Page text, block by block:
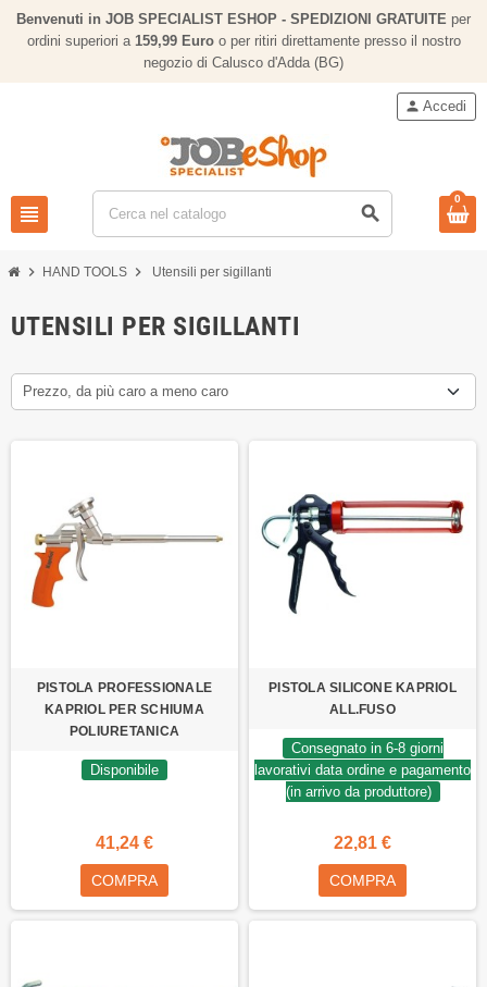
Benvenuti in JOB SPECIALIST ESHOP - SPEDIZIONI GRATUITE per
ordini superiori a 159,99 Euro o per ritiri direttamente presso il nostro
negozio di Calusco d'Adda (BG)
view_headline search
person Accedi
0
chevron_right HAND TOOLS chevron_right Utensili per sigillanti
UTENSILI PER SIGILLANTI
Prezzo, da più caro a meno caro
PISTOLA PROFESSIONALE
KAPRIOL PER SCHIUMA
POLIURETANICA
Disponibile
41,24 €
COMPRA
PISTOLA SILICONE KAPRIOL
ALL.FUSO
Consegnato in 6-8 giorni
lavorativi data ordine e pagamento
(in arrivo da produttore)
22,81 €
COMPRA